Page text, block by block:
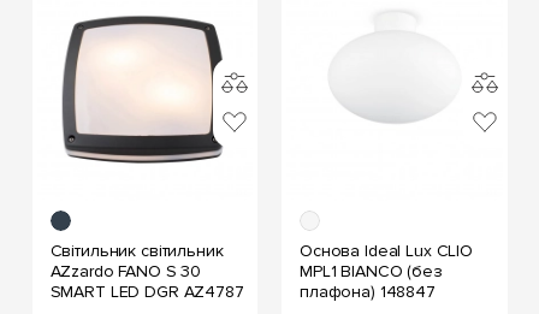
Світильник світильник
AZzardo FANO S 30
SMART LED DGR AZ4787
Основа Ideal Lux CLIO
MPL1 BIANCO (без
плафона) 148847